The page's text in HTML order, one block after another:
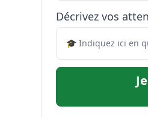
Décrivez vos